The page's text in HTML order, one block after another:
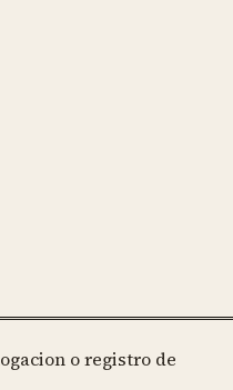
o registro de